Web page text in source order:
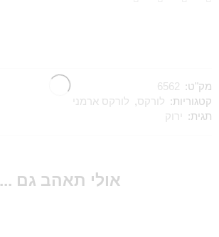
מק"ט: 6562
קטגוריות: לורקס, לורקס ארמני
תגית:
ירוק
אולי תאהב גם ...